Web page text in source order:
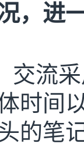
，进
交流
时间
的笔